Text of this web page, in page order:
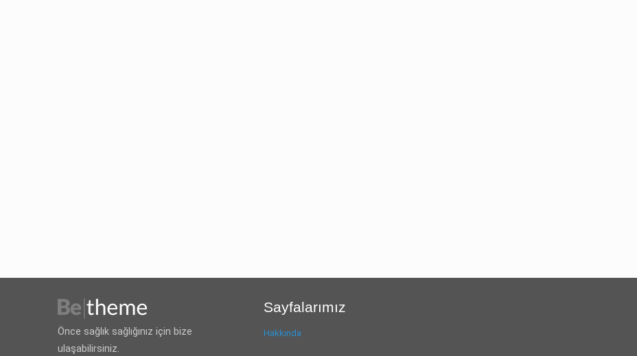
Önce sağlık sağlığınız için bize
ulaşabilirsiniz.
Sayfalarımız
Hakkında